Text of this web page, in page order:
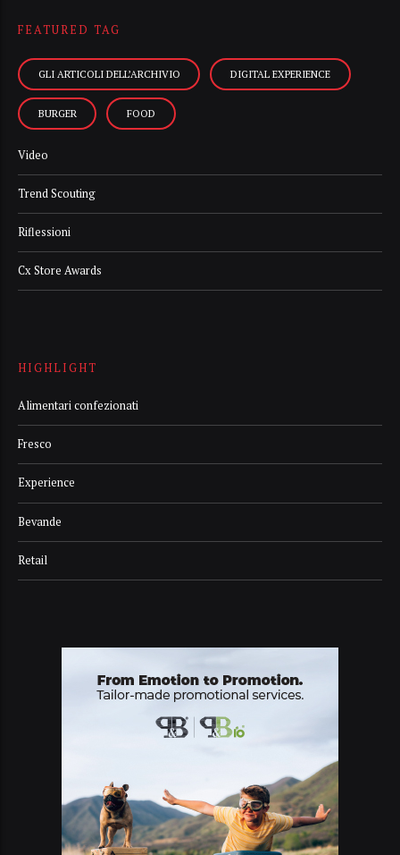
FEATURED TAG
GLI ARTICOLI DELL’ARCHIVIO DIGITAL EXPERIENCE
BURGER FOOD
Video
Trend Scouting
Riflessioni
Cx Store Awards
HIGHLIGHT
Alimentari confezionati
Fresco
Experience
Bevande
Retail